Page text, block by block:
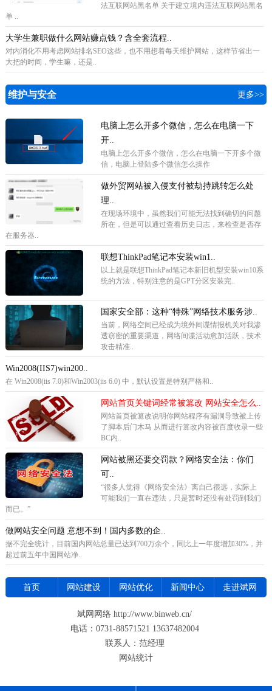
法互联网站黑名单 关于建立境内违法互联网站黑名
单 ..
大学生兼职做什么网站赚点钱？含全套流程..
对内消化不用考虑网站排名SEO这些，也不用想着每天维护网站，这样节省出一
大把的时间，学生嘛，还是..
维护与安全 更多>>
电脑上怎么开多个微信，怎么在电脑一下
开..
电脑上怎么开多个微信，怎么在电脑一下开多个微
信，电脑上登陆多个微信怎么操作
做外贸网站被入侵支付被劫持跳转怎么处
理..
在现场环境中，虽然我们可能无法找到确切的问题
所在，但是可以通过查看历史日志，来检查是否存
在服务器..
联想ThinkPad笔记本安装win1..
以上就是联想ThinkPad笔记本新旧机型安装win10系
统的方法，特别注意的是GPT分区安装完..
国家安全部：这种“特殊”网络技术服务涉..
当前，网络空间已经成为境外间谍情报机关对我渗
透窃密的重要渠道，网络间谍活动愈加活跃，技术
攻击精准..
Win2008(IIS7)win200..
在 Win2008(iis 7.0)和Win2003(iis 6.0) 中，默认设置是特别严格和..
网站首页关键词经常被篡改 网站安全怎么..
网站首页被篡改说明你网站程序有漏洞导致被上传
了脚本后门木马 从而进行篡改内容被百度收录一些
BC内..
网站被黑还要交罚款？网络安全法：你们
可..
“很多人觉得《网络安全法》离自己很远，实际上
可能我们一直在违法，只是暂时还没有处罚到我们
而已。”
做网站安全问题 意想不到！国内多数的企..
据不完全统计，目前国内网站总量已达到700万余个，同比上一年度增加30%，并
超过前五年中国网站净..
首页 网站建设 网站优化 新闻中心 走进斌网
斌网网络 http://www.binweb.cn/
电话：0731-88571521 13637482004
联系人：范经理
网站统计